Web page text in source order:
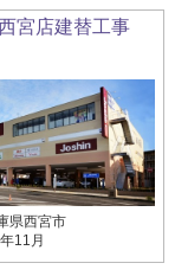
宮店建替工事
県西宮市
11月